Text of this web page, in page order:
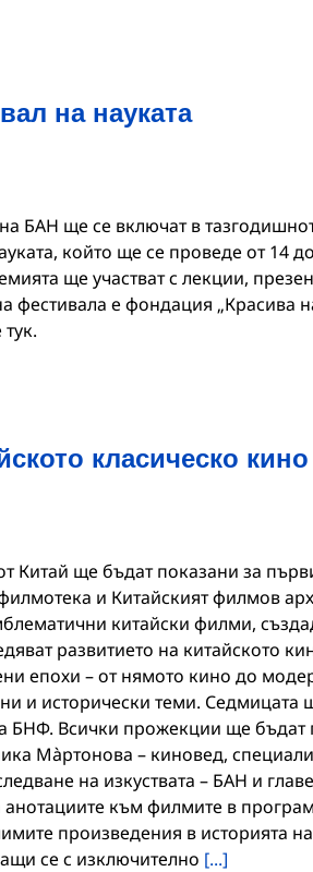
на науката
БАН ще се включат в
който ще се проведе от 14
ще участват с лекции,
фестивала е фондация „Красива
класическо кино
Китай ще бъдат показани за
и Китайският филмов
китайски филми,
развитието на китайското
епохи – от нямото кино до
и исторически теми. Седмицата
БНФ. Всички прожекции ще бъдат
Мàртонова – киновед,
на изкуствата – БАН и
анотациите към филмите в
произведения в историята
се с изключително [...]